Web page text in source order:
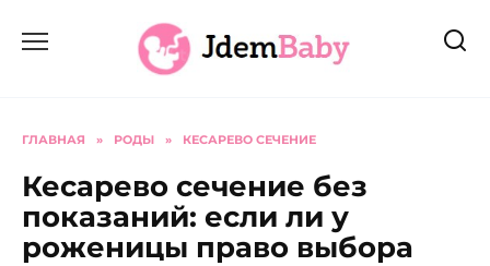
ГЛАВНАЯ » РОДЫ » КЕСАРЕВО СЕЧЕНИЕ
Кесарево сечение без
показаний: если ли у
роженицы право выбора